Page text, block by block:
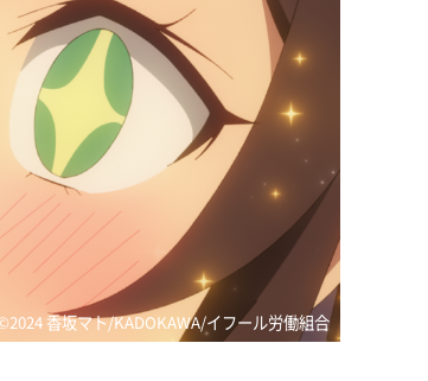
香坂マト/KADOKAWA/イフール労働組合